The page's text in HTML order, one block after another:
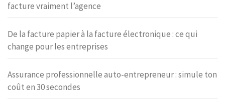
facture vraiment l’agence
De la facture papier à la facture électronique : ce qui
change pour les entreprises
Assurance professionnelle auto-entrepreneur : simule ton
coût en 30 secondes